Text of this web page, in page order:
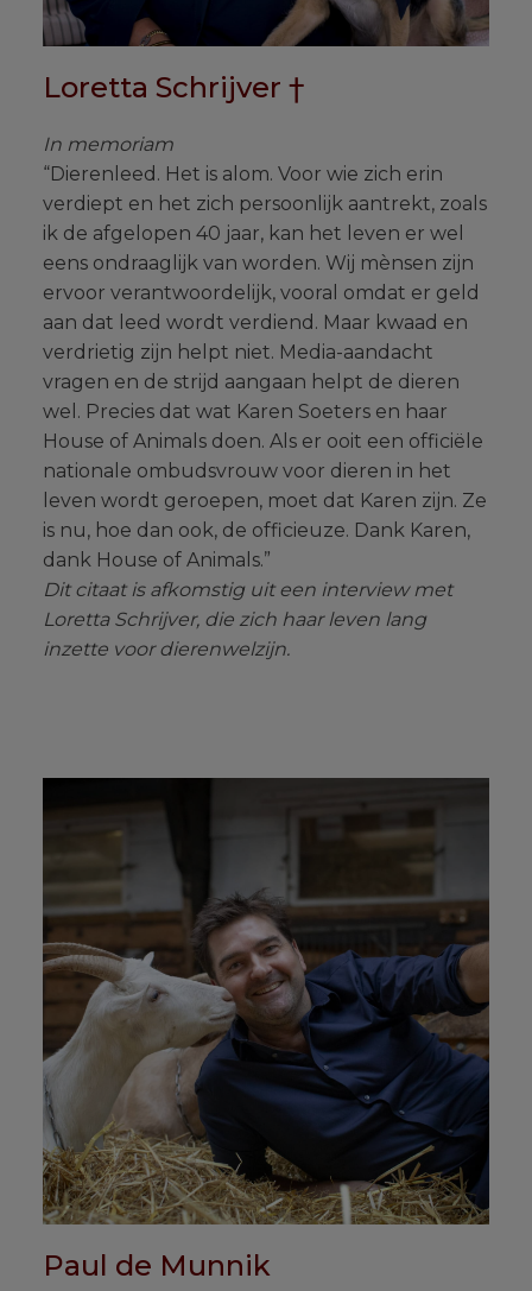
Loretta Schrijver †
In memoriam
“Dierenleed. Het is alom. Voor wie zich erin
verdiept en het zich persoonlijk aantrekt, zoals
ik de afgelopen 40 jaar, kan het leven er wel
eens ondraaglijk van worden. Wij mènsen zijn
ervoor verantwoordelijk, vooral omdat er geld
aan dat leed wordt verdiend. Maar kwaad en
verdrietig zijn helpt niet. Media-aandacht
vragen en de strijd aangaan helpt de dieren
wel. Precies dat wat Karen Soeters en haar
House of Animals doen. Als er ooit een officiële
nationale ombudsvrouw voor dieren in het
leven wordt geroepen, moet dat Karen zijn. Ze
is nu, hoe dan ook, de officieuze. Dank Karen,
dank House of Animals.”
Dit citaat is afkomstig uit een interview met
Loretta Schrijver, die zich haar leven lang
inzette voor dierenwelzijn.
Paul de Munnik